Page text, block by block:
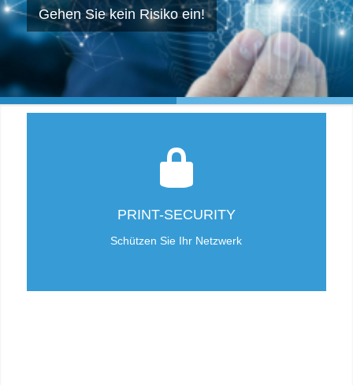
Gehen Sie kein Risiko ein!
PRINT-SECURITY
Schützen Sie Ihr Netzwerk